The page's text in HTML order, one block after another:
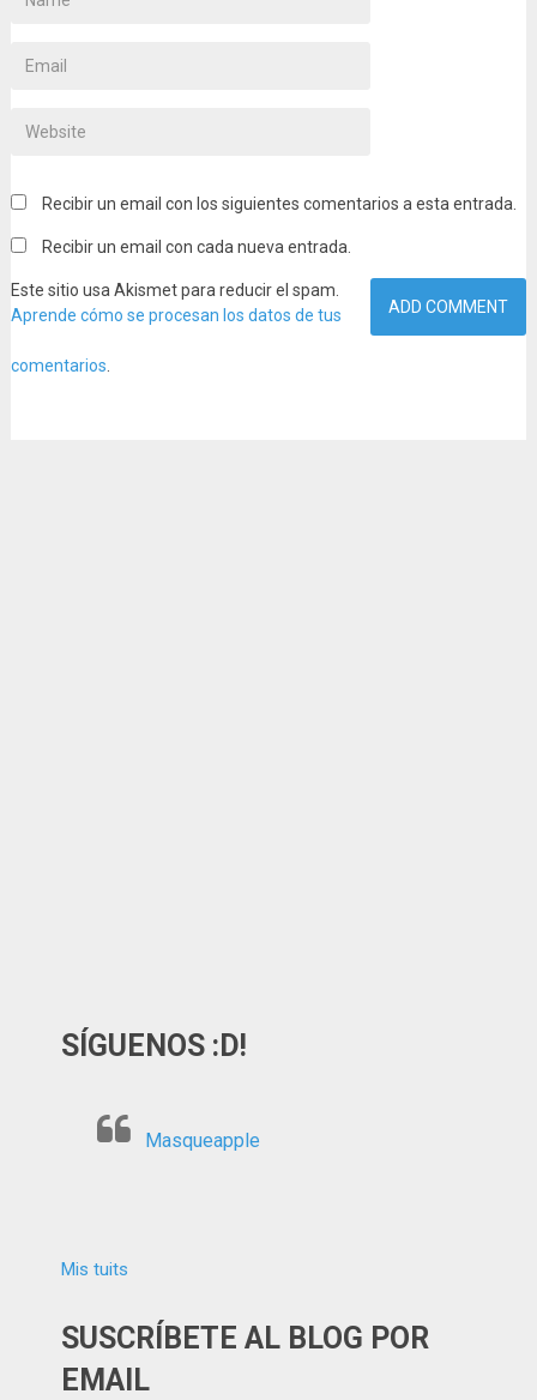
Recibir un email con los siguientes comentarios a esta entrada.
Recibir un email con cada nueva entrada.
Este sitio usa Akismet para reducir el spam.
Aprende cómo se procesan los datos de tus
comentarios
SÍGUENOS :D!
Masqueapple
Mis tuits
SUSCRÍBETE AL BLOG POR
EMAIL